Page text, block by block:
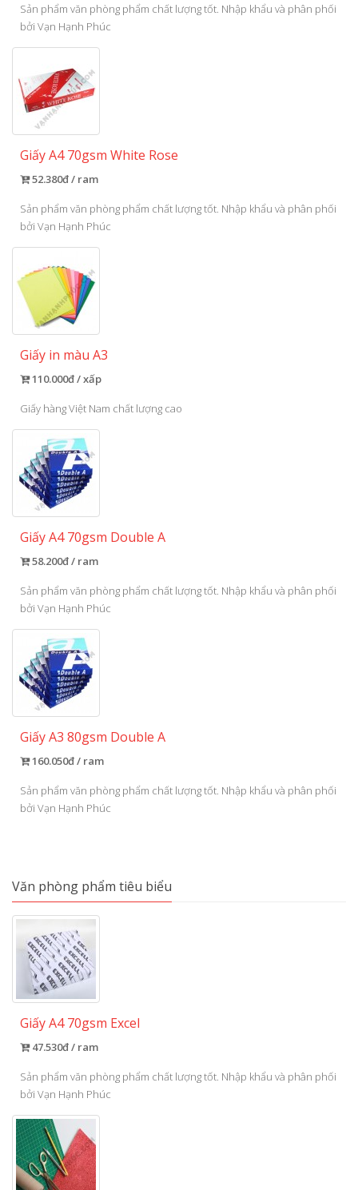
Sản phẩm văn phòng phẩm chất lượng tốt. Nhập khẩu và phân phối
bởi Vạn Hạnh Phúc
Giấy A4 70gsm White Rose
52.380đ / ram
Sản phẩm văn phòng phẩm chất lượng tốt. Nhập khẩu và phân phối
bởi Vạn Hạnh Phúc
Giấy in màu A3
110.000đ / xấp
Giấy hàng Việt Nam chất lượng cao
Giấy A4 70gsm Double A
58.200đ / ram
Sản phẩm văn phòng phẩm chất lượng tốt. Nhập khẩu và phân phối
bởi Vạn Hạnh Phúc
Giấy A3 80gsm Double A
160.050đ / ram
Sản phẩm văn phòng phẩm chất lượng tốt. Nhập khẩu và phân phối
bởi Vạn Hạnh Phúc
Văn phòng phẩm tiêu biểu
Giấy A4 70gsm Excel
47.530đ / ram
Sản phẩm văn phòng phẩm chất lượng tốt. Nhập khẩu và phân phối
bởi Vạn Hạnh Phúc